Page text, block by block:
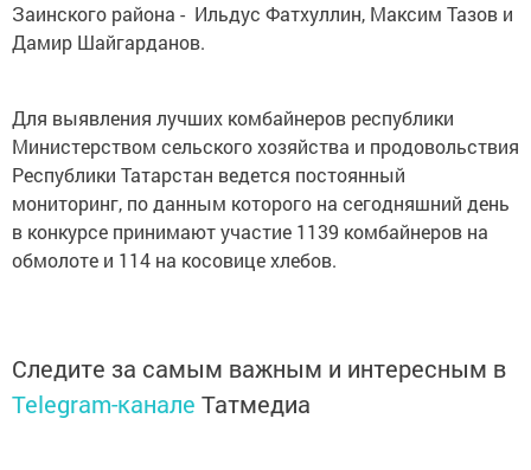
Заинского района - Ильдус Фатхуллин, Максим Тазов и
Дамир Шайгарданов.
Для выявления лучших комбайнеров республики
Министерством сельского хозяйства и продовольствия
Республики Татарстан ведется постоянный
мониторинг, по данным которого на сегодняшний день
в конкурсе принимают участие 1139 комбайнеров на
обмолоте и 114 на косовице хлебов.
Следите за самым важным и интересным в
Telegram-канале Татмедиа